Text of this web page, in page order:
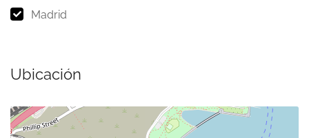
Madrid
Ubicación